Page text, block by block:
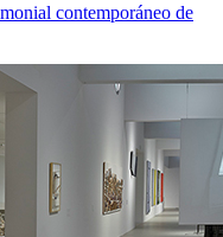
contemporáneo de